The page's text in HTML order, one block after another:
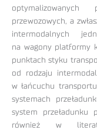
przewozowych, a
intermodalnych
na wagony platformy
punktach styku
od rodzaju
w łańcuchu
systemach
system przeładunku
również w